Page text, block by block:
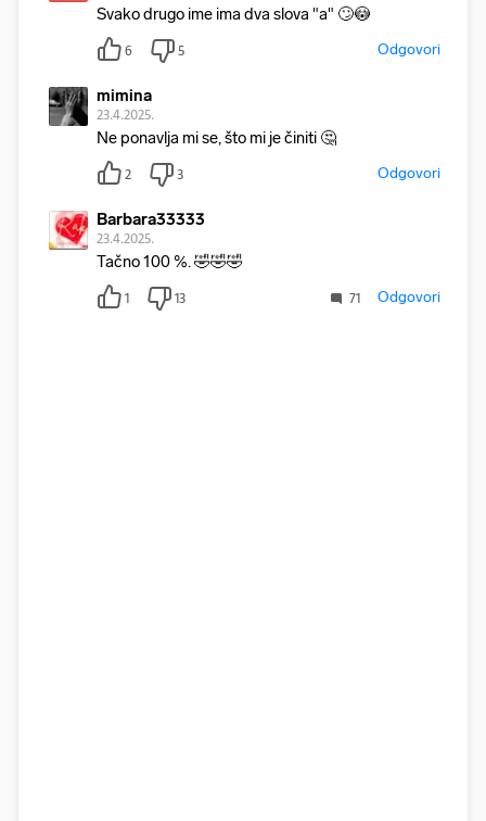
Svako drugo ime ima dva slova "a" 🙄😳
6 5 Odgovori
mimina
23.4.2025.
Ne ponavlja mi se, što mi je činiti 🤔
2 3 Odgovori
Barbara33333
23.4.2025.
Tačno 100 %. 🤣🤣🤣
1 13 71 Odgovori